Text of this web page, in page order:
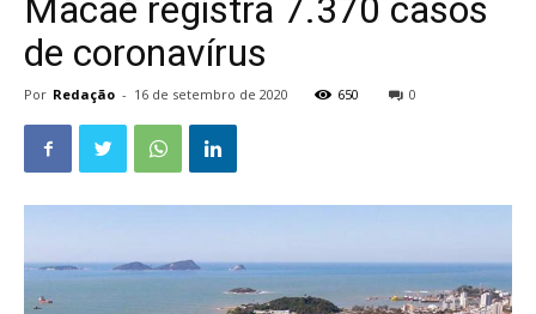
Macaé registra 7.370 casos
de coronavírus
Por Redação - 16 de setembro de 2020 650 0